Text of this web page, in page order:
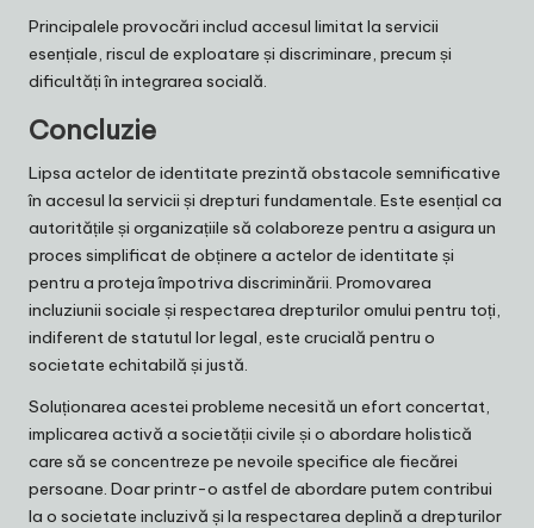
Principalele provocări includ accesul limitat la servicii
esențiale, riscul de exploatare și discriminare, precum și
dificultăți în integrarea socială.
Concluzie
Lipsa actelor de identitate prezintă obstacole semnificative
în accesul la servicii și drepturi fundamentale. Este esențial ca
autoritățile și organizațiile să colaboreze pentru a asigura un
proces simplificat de obținere a actelor de identitate și
pentru a proteja împotriva discriminării. Promovarea
incluziunii sociale și respectarea drepturilor omului pentru toți,
indiferent de statutul lor legal, este crucială pentru o
societate echitabilă și justă.
Soluționarea acestei probleme necesită un efort concertat,
implicarea activă a societății civile și o abordare holistică
care să se concentreze pe nevoile specifice ale fiecărei
persoane. Doar printr-o astfel de abordare putem contribui
la o societate incluzivă și la respectarea deplină a drepturilor